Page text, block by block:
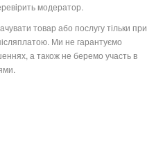
модератор.
товар або послугу тільки при
Ми не гарантуємо
а також не беремо участь в